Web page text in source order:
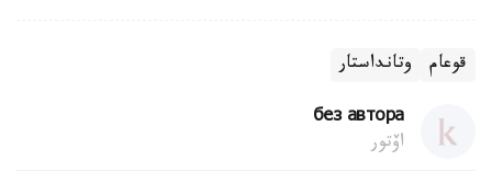
قوعام وتانداستار
без автора
اۆتور